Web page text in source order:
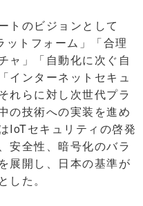
トのビジョンとして
ットフォーム」「合理
ャ」「自動化に次ぐ自
インターネットセキュ
れらに対し次世代プラ
の技術への実装を進め
IoTセキュリティの啓発
安全性、暗号化のバラ
展開し、日本の基準が
た。